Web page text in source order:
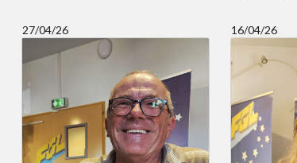
27/04/26 16/04/26